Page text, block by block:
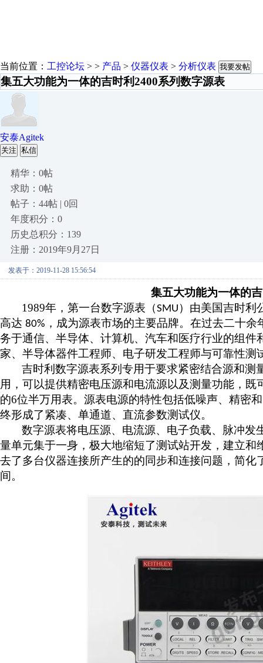
当前位置： 工控论坛 > > 产品 > 仪器仪表 > 分析仪表 我要发帖
集五大功能为一体的吉时利2400系列数字源表
安泰Agitek
关注 私信
精华：0帖
求助：0帖
帖子：44帖 | 0回
年度积分：0
历史总积分：139
注册：2019年9月27日
发表于：2019-11-28 15:56:54
集五大功能为一体的
1989年，第一台数字源表（SMU ）由美国吉时利
高达 80% ，成为源表市场的主要品牌。在过去二十
务于通信、半导体、计算机、汽车和医疗行业的组
家、半导体器件工程师、电子研发工程师与可靠性测
吉时利数字源表系列专用于要求紧密结合源和
用，可以提供精密电压源和电流源以及测量功能，
的6位半万用表。源表电源的特性包括低噪声、精密
终形成了紧凑、单通道、直流参数测试仪。
数字源表将电压源、电流源、电子负载、脉冲
量单元集于一身，极大地缩短了测试站开发，建立
去了多台仪器连接所产生的的同步和连接问题，简
间。